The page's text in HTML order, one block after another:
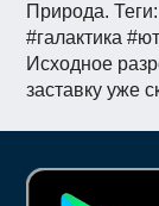
Природа.
#галактика
Исходное
заставку уже